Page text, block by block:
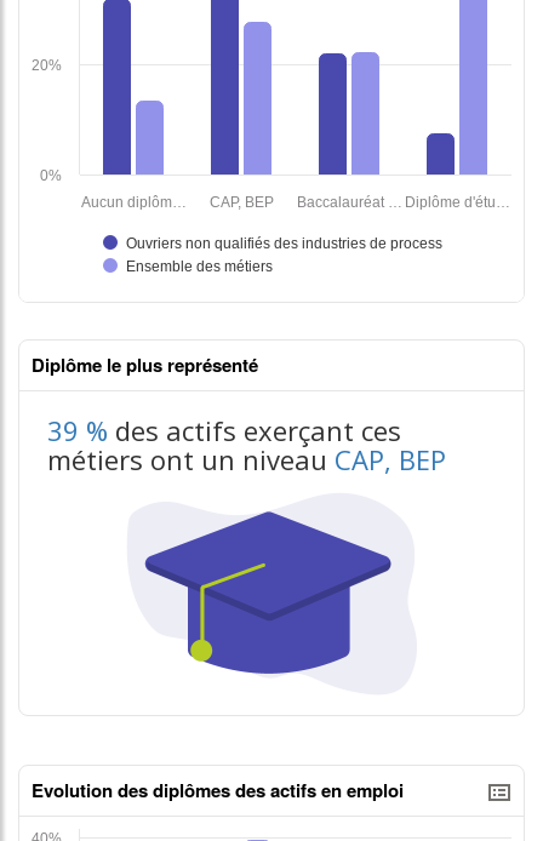
Diplôme le plus représenté
contenus données json n°2
39 % des actifs exerçant ces
métiers ont un niveau CAP, BEP
Evolution des diplômes des actifs en emploi
tableaux excel n°1